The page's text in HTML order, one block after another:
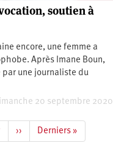
soutien à
encore, une femme a
Après Imane Boun,
une journaliste du
20 septembre 2020
Page
suivante
››
Dernière
page
Derniers »